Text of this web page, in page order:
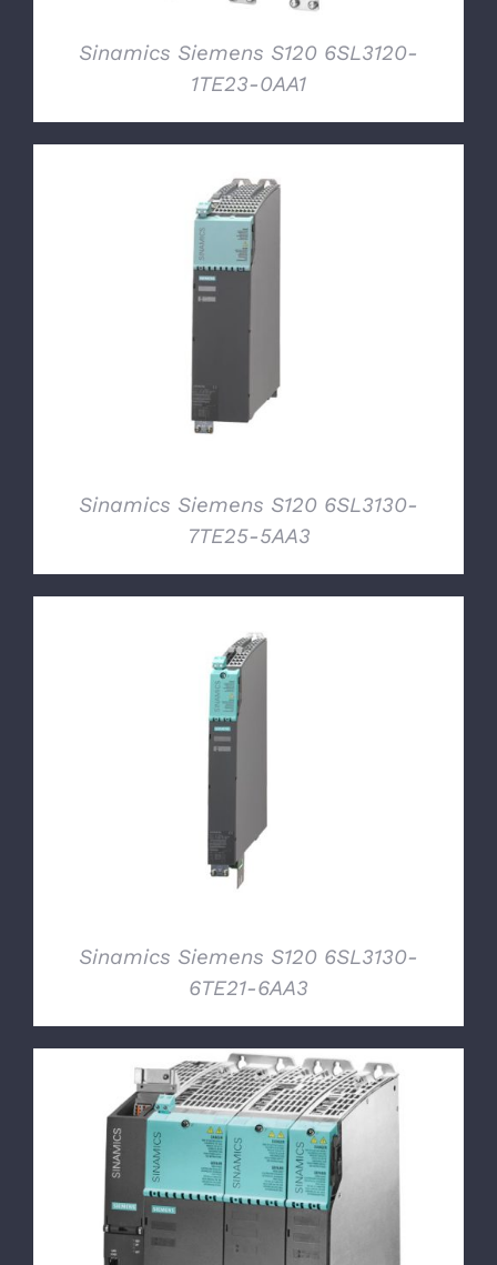
Sinamics Siemens S120 6SL3120-
1TE23-0AA1
Sinamics Siemens S120 6SL3130-
7TE25-5AA3
Sinamics Siemens S120 6SL3130-
6TE21-6AA3
DETTAGLI